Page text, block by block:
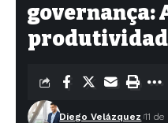
governança:
Diego Velázquez 11